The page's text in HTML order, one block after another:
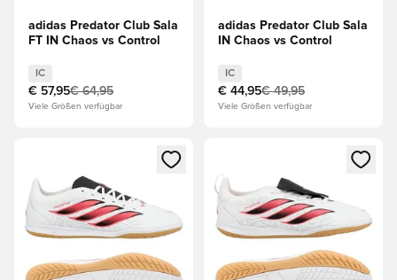
adidas Predator Club Sala
FT IN Chaos vs Control
IC
€ 57,95€ 64,95
Viele Größen verfügbar
adidas Predator Club Sala
IN Chaos vs Control
IC
€ 44,95€ 49,95
Viele Größen verfügbar
Öffnet ein Fenster zum Anmelden oder Registrieren als
Öffnet ein Fenster zum